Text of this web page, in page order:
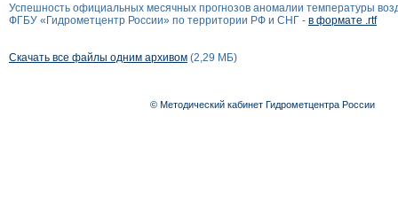
Успешность официальных месячных прогнозов аномалии температуры
ФГБУ «Гидрометцентр России» по территории РФ и СНГ - в формате .rtf
Скачать все файлы одним архивом (2,29 МБ)
© Методический кабинет Гидрометцентра России